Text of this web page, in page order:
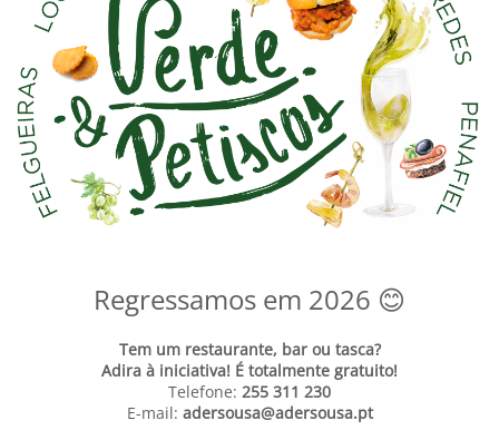
Regressamos em 2026 😊
Tem um restaurante, bar ou tasca?
Adira à iniciativa! É totalmente gratuito!
Telefone: 255 311 230
E-mail: adersousa@adersousa.pt